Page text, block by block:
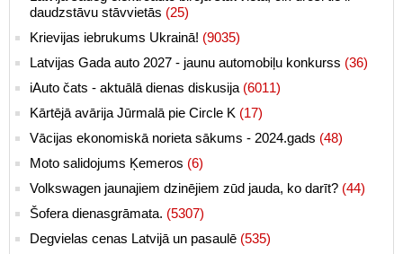
daudzstāvu stāvvietās (25)
Krievijas iebrukums Ukrainā! (9035)
Latvijas Gada auto 2027 - jaunu automobiļu konkurss (36)
iAuto čats - aktuālā dienas diskusija (6011)
Kārtējā avārija Jūrmalā pie Circle K (17)
Vācijas ekonomiskā norieta sākums - 2024.gads (48)
Moto salidojums Ķemeros (6)
Volkswagen jaunajiem dzinējiem zūd jauda, ko darīt? (44)
Šofera dienasgrāmata. (5307)
Degvielas cenas Latvijā un pasaulē (535)